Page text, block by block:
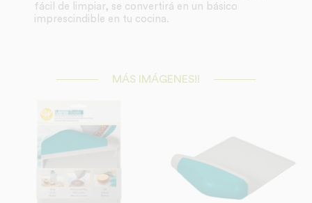
fácil de limpiar, se convertirá en un básico
imprescindible en tu cocina.
MÁS IMÁGENES!!